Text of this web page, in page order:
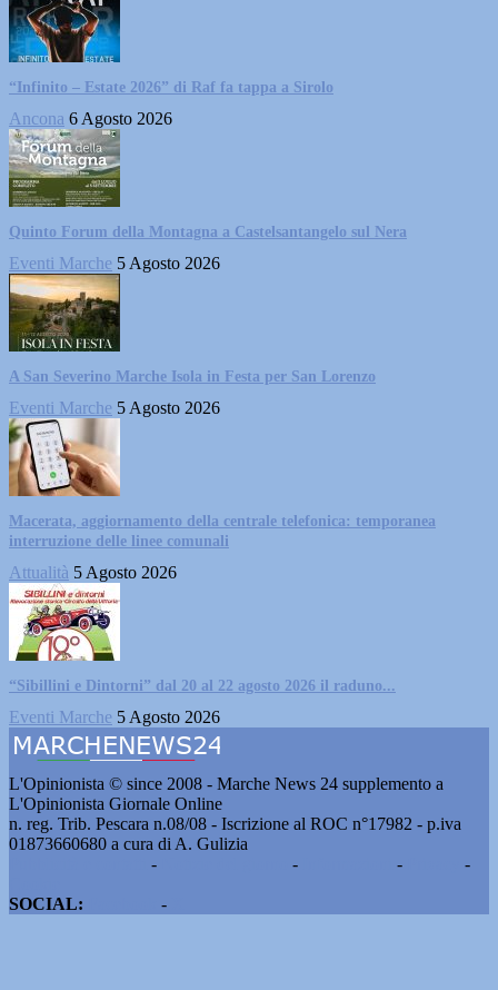
“Infinito – Estate 2026” di Raf fa tappa a Sirolo
Ancona 6 Agosto 2026
Quinto Forum della Montagna a Castelsantangelo sul Nera
Eventi Marche 5 Agosto 2026
A San Severino Marche Isola in Festa per San Lorenzo
Eventi Marche 5 Agosto 2026
Macerata, aggiornamento della centrale telefonica: temporanea
interruzione delle linee comunali
Attualità 5 Agosto 2026
“Sibillini e Dintorni” dal 20 al 22 agosto 2026 il raduno...
Eventi Marche 5 Agosto 2026
L'Opinionista © since 2008 - Marche News 24 supplemento a
L'Opinionista Giornale Online
n. reg. Trib. Pescara n.08/08 - Iscrizione al ROC n°17982 - p.iva
01873660680 a cura di A. Gulizia
- - -
-
SOCIAL:
-